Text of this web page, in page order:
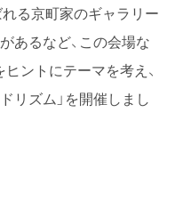
る京町家のギャラリー
あるなど、この会場な
ントにテーマを考え、
リズム」を開催しまし